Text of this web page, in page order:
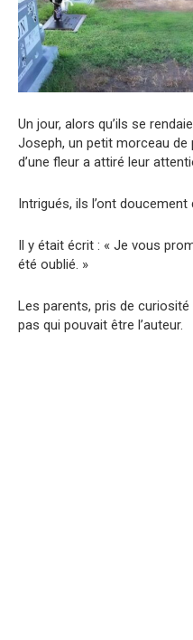
Un jour, alors qu’ils se
Joseph, un petit morceau de
d’une fleur a attiré leur
Intrigués, ils l’ont doucement
Il y était écrit : « Je vous
été oublié. »
Les parents, pris de
pas qui pouvait être l’auteur.